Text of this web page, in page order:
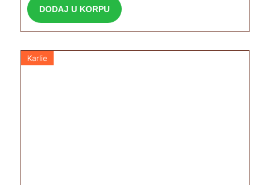
DODAJ U KORPU
Karlie